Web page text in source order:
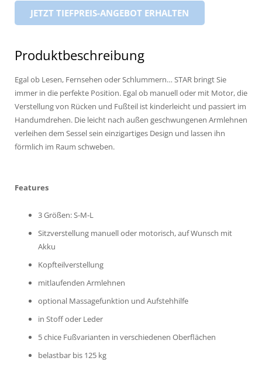
Produktbeschreibung
Egal ob Lesen, Fernsehen oder Schlummern… STAR bringt Sie
immer in die perfekte Position. Egal ob manuell oder mit Motor, die
Verstellung von Rücken und Fußteil ist kinderleicht und passiert im
Handumdrehen. Die leicht nach außen geschwungenen Armlehnen
verleihen dem Sessel sein einzigartiges Design und lassen ihn
förmlich im Raum schweben.
Features
3 Größen: S-M-L
Sitzverstellung manuell oder motorisch, auf Wunsch mit
Akku
Kopfteilverstellung
mitlaufenden Armlehnen
optional Massagefunktion und Aufstehhilfe
in Stoff oder Leder
5 chice Fußvarianten in verschiedenen Oberflächen
belastbar bis 125 kg